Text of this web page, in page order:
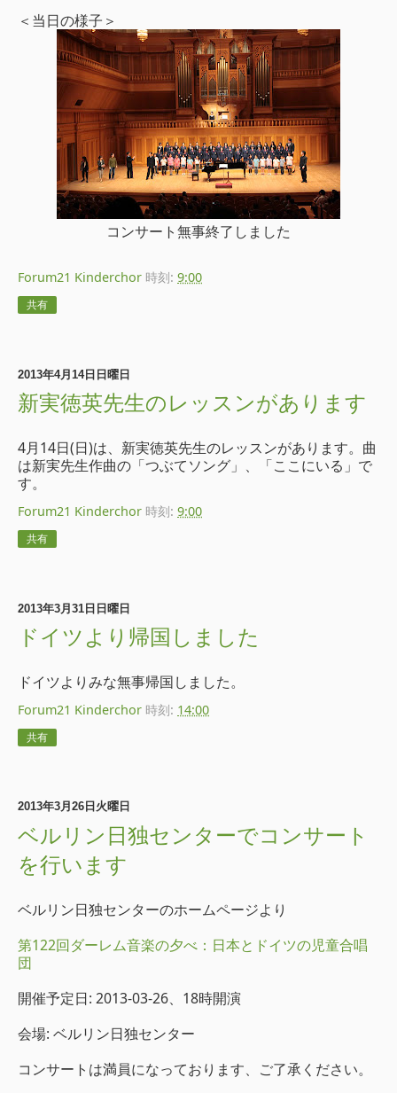
＜当日の様子＞
コンサート無事終了しました
Forum21 Kinderchor 時刻: 9:00
共有
2013年4月14日日曜日
新実徳英先生のレッスンがあります
4月14日(日)は、新実徳英先生のレッスンがあります。曲
は新実先生作曲の「つぶてソング」、「ここにいる」で
す。
Forum21 Kinderchor 時刻: 9:00
共有
2013年3月31日日曜日
ドイツより帰国しました
ドイツよりみな無事帰国しました。
Forum21 Kinderchor 時刻: 14:00
共有
2013年3月26日火曜日
ベルリン日独センターでコンサート
を行います
ベルリン日独センターのホームページより
第122回ダーレム音楽の夕べ：日本とドイツの児童合唱
団
開催予定日: 2013-03-26、18時開演
会場: ベルリン日独センター
コンサートは満員になっております、ご了承ください。